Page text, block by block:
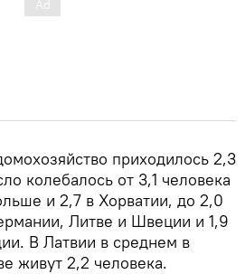
приходилось 2,3
колебалось от 3,1 человека
и 2,7 в Хорватии, до 2,0
Литве и Швеции и 1,9
В Латвии в среднем в
живут 2,2 человека.